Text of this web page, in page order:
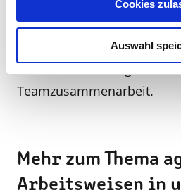
Cookies
Auswahl
gutes Gefühl für das
Das agile
Vorteile und ermöglicht
Teamzusammenarbeit.
Mehr zum Thema
Arbeitsweisen in